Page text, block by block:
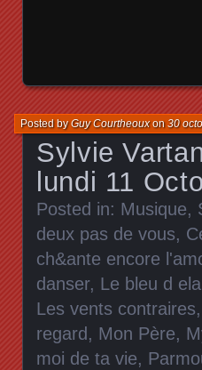
Sylvie
lundi 11
Posted byGuy Courtheouxon30
Posted in: Musique,
deux pas de vous,
ch&ante encore
danser, Le bleu d
Les vents contraires,
regard , Mon Père,
moi de ta vie,